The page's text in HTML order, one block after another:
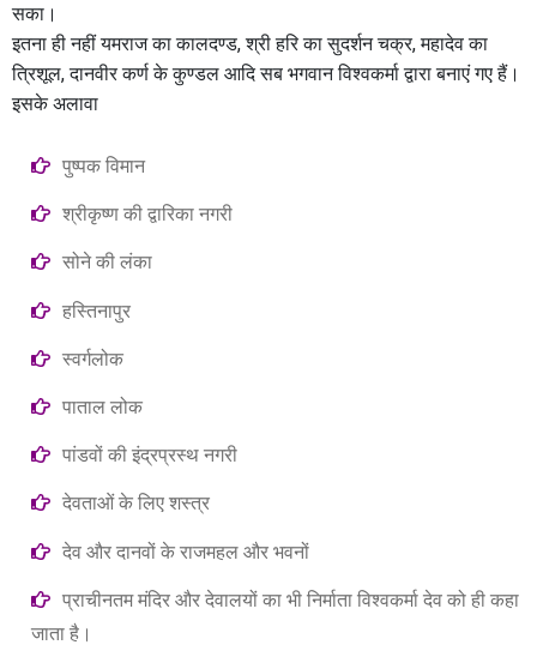
सका।
इतना ही नहीं यमराज का कालदण्ड, श्री हरि का सुदर्शन चक्र, महादेव का
त्रिशूल, दानवीर कर्ण के कुण्डल आदि सब भगवान विश्वकर्मा द्वारा बनाएं गए हैं।
इसके अलावा
पुष्पक विमान
श्रीकृष्ण की द्वारिका नगरी
सोने की लंका
हस्तिनापुर
स्वर्गलोक
पाताल लोक
पांडवों की इंद्रप्रस्‍थ नगरी
देवताओं के लिए शस्त्र
देव और दानवों के राजमहल और भवनों
प्राचीनतम मंदिर और देवालयों का भी निर्माता विश्वकर्मा देव को ही कहा
जाता है।